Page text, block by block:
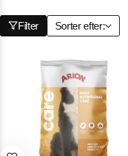
Filter Sorter efter: